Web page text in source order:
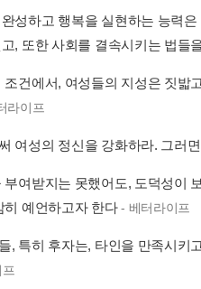
성하고 행복을 실현하는 능력
, 또한 사회를 결속시키는 법들
건에서, 여성들의 지성은 짓밟
라이프
여성의 정신을 강화하라. 그러
여받지는 못했어도, 도덕성이
히 예언하고자 한다- 베터라이프
, 특히 후자는, 타인을 만족시키